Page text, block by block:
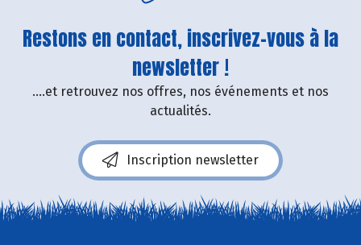
Restons en contact, inscrivez-vous à la
newsletter !
....et retrouvez nos offres, nos événements et nos
actualités.
Inscription newsletter